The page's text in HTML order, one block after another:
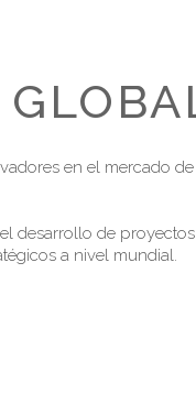
en el mercado
desarrollo de
a nivel mundial.